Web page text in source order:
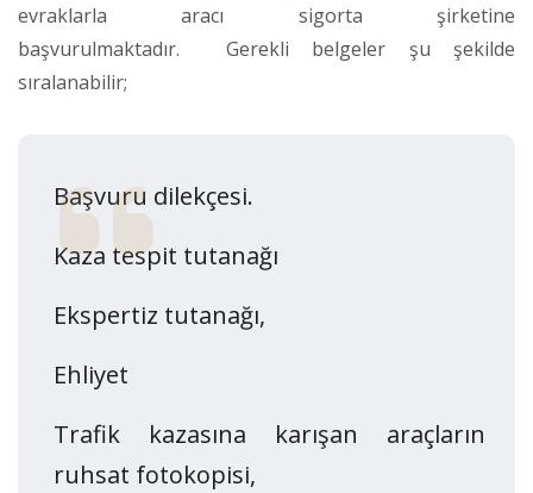
evraklarla aracı sigorta şirketine
başvurulmaktadır. Gerekli belgeler şu şekilde
sıralanabilir;
Başvuru dilekçesi.
Kaza tespit tutanağı
Ekspertiz tutanağı,
Ehliyet
Trafik kazasına karışan araçların
ruhsat fotokopisi,